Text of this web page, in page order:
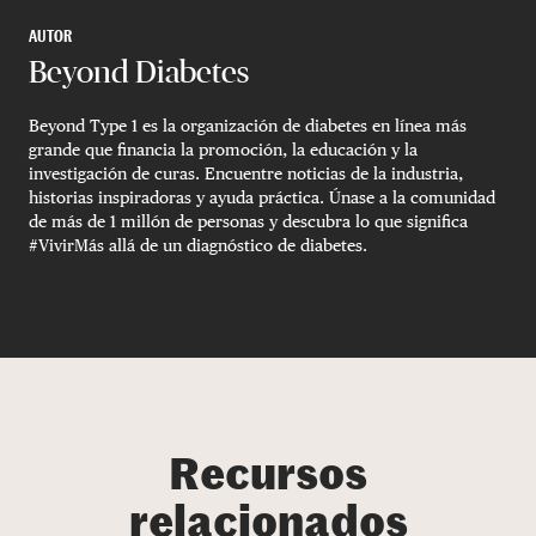
AUTOR
Beyond Diabetes
Beyond Type 1 es la organización de diabetes en línea más
grande que financia la promoción, la educación y la
investigación de curas. Encuentre noticias de la industria,
historias inspiradoras y ayuda práctica. Únase a la comunidad
de más de 1 millón de personas y descubra lo que significa
#VivirMás allá de un diagnóstico de diabetes.
Recursos
relacionados